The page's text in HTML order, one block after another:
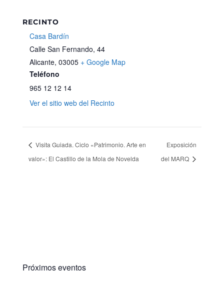
RECINTO
Casa Bardín
Calle San Fernando, 44
Alicante, 03005 + Google Map
Teléfono
965 12 12 14
Ver el sitio web del Recinto
Visita Guiada. Ciclo «Patrimonio. Arte en
valor»: El Castillo de la Mola de Novelda
Exposición
del MARQ
Próximos eventos